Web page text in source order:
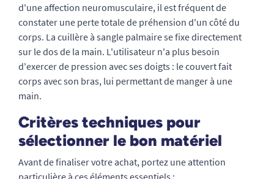
d'une affection neuromusculaire, il est fréquent de
constater une perte totale de préhension d'un côté du
corps. La cuillère à sangle palmaire se fixe directement
sur le dos de la main. L'utilisateur n'a plus besoin
d'exercer de pression avec ses doigts : le couvert fait
corps avec son bras, lui permettant de manger à une
main.
Critères techniques pour
sélectionner le bon matériel
Avant de finaliser votre achat, portez une attention